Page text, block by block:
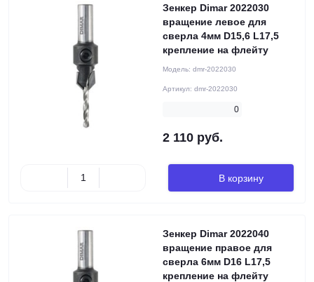
Зенкер Dimar 2022030
вращение левое для
сверла 4мм D15,6 L17,5
крепление на флейту
Модель: dmr-2022030
Артикул: dmr-2022030
0
2 110 руб.
В корзину
Зенкер Dimar 2022040
вращение правое для
сверла 6мм D16 L17,5
крепление на флейту